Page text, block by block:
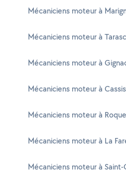
Mécaniciens moteur à
Mécaniciens moteur à
Mécaniciens moteur à
Mécaniciens moteur à Cassis
Mécaniciens moteur à
Mécaniciens moteur à La
Mécaniciens moteur à Saint-